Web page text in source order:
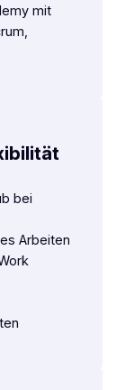
mit
bei
Arbeiten